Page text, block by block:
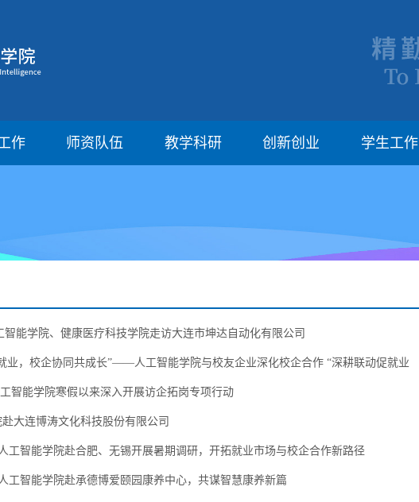
作 师资队伍 教学科研 创新创业 学生工作
智能学院、健康医疗科技学院走访大连市坤达自动化有限公司
业，校企协同共成长”——人工智能学院与校友企业深化校企合作 “深耕联动促就业
智能学院寒假以来深入开展访企拓岗专项行动
大连博涛文化科技股份有限公司
工智能学院赴合肥、无锡开展暑期调研，开拓就业市场与校企合作新路径
工智能学院赴承德博爱颐园康养中心，共谋智慧康养新篇